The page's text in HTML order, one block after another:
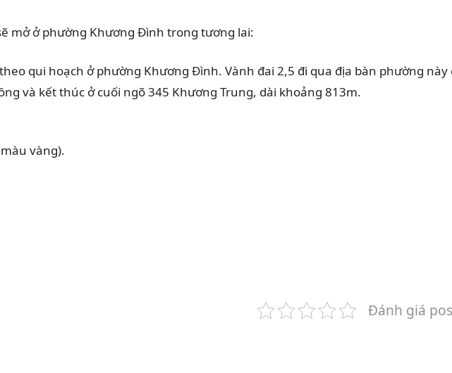
mở ở phường Khương Đình trong tương lai:
qui hoạch ở phường Khương Đình. Vành đai 2,5 đi qua địa bàn phường này
và kết thúc ở cuối ngõ 345 Khương Trung, dài khoảng 813m.
vàng).
Đánh giá